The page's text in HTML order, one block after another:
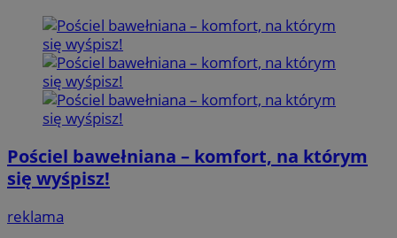
Pościel bawełniana – komfort, na którym
się wyśpisz!
reklama